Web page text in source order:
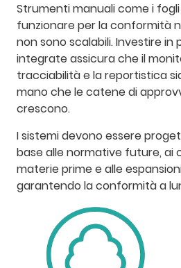
Strumenti manuali come i
funzionare per la conformità
non sono scalabili. Investire
integrate assicura che il
tracciabilità e la reportistica
mano che le catene di
crescono.
I sistemi devono essere
base alle normative future, ai
materie prime e alle
garantendo la conformità a